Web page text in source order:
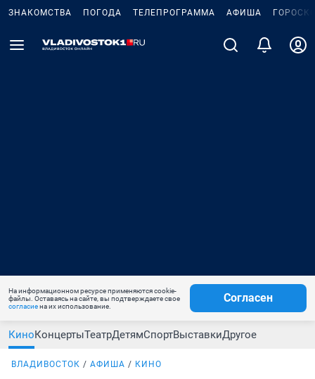
ЗНАКОМСТВА ПОГОДА ТЕЛЕПРОГРАММА АФИША
На информационном ресурсе применяются cookie-
файлы. Оставаясь на сайте, вы подтверждаете свое
согласиена их использование.
Согласен
КиноКонцертыТеатрДетямСпортВыставкиДругое
ВЛАДИВОСТОК АФИША КИНО